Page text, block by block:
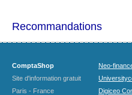
Recommandations
ComptaShop
Site d'information gratuit
Paris - France
Neo-
Digiceo